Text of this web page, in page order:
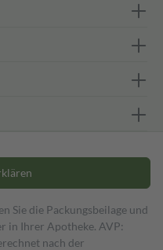
Sie die Packungsbeilage und
in Ihrer Apotheke. AVP:
nach der